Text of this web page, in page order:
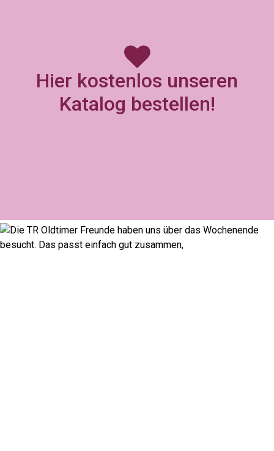
Hier kostenlos unseren
Katalog bestellen!